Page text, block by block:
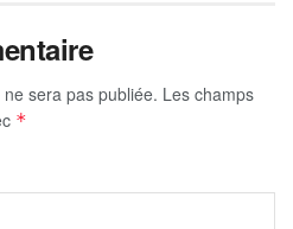
sera pas publiée. Les champs
*